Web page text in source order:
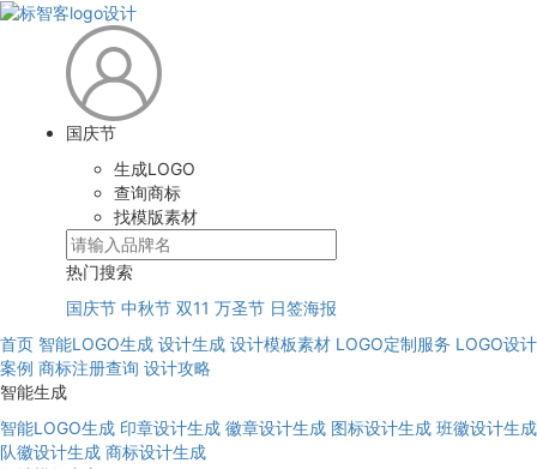
国庆节
生成LOGO
查询商标
找模版素材
热门搜索
国庆节 中秋节 双11 万圣节 日签海报
首页 智能LOGO生成 设计生成 设计模板素材 LOGO定制服务 LOGO设计
案例 商标注册查询 设计攻略
智能生成
智能LOGO生成 印章设计生成 徽章设计生成 图标设计生成 班徽设计生成
队徽设计生成 商标设计生成